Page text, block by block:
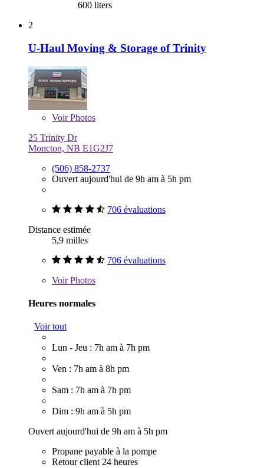
600 liters
2
U-Haul Moving & Storage of Trinity
VoirPhotos
25 Trinity Dr
Moncton, NB E1G2J7
(506) 858-2737
Ouvert aujourd'hui de 9h am à 5h pm
706 évaluations
Distance estimée
5,9 milles
706 évaluations
VoirPhotos
Heures normales
Voir tout
Lun - Jeu : 7h am à 7h pm
Ven : 7h am à 8h pm
Sam : 7h am à 7h pm
Dim : 9h am à 5h pm
Ouvert aujourd'hui de 9h am à 5h pm
Propane payable à la pompe
Retour client 24 heures